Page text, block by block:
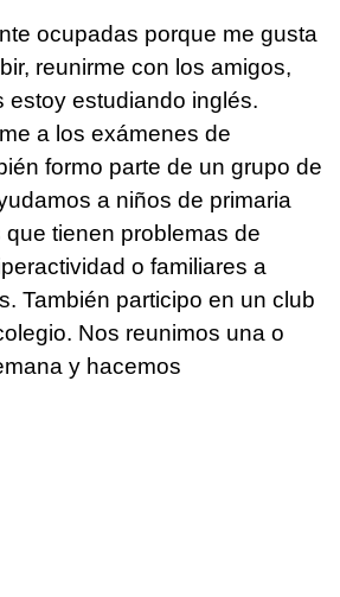
ocupadas porque me gusta
reunirme con los amigos,
estoy estudiando inglés.
a los exámenes de
formo parte de un grupo de
a niños de primaria
que tienen problemas de
o familiares a
También participo en un club
Nos reunimos una o
y hacemos